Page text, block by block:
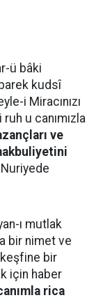
ü bâki
kudsî
i Miracınızı
u canımızla
ve
ı mutlak
bir nimet ve
bir
için haber
rica